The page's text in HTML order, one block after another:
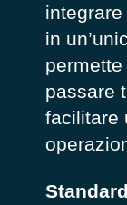
in
passare
facilitare